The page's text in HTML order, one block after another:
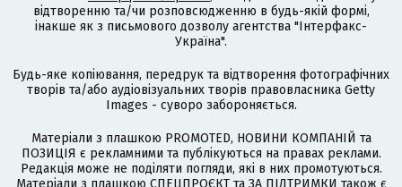
відтворенню та/чи розповсюдженню в будь-якій формі,
інакше як з письмового дозволу агентства "Інтерфакс-
Україна".
Будь-яке копіювання, передрук та відтворення фотографічних
творів та/або аудіовізуальних творів правовласника Getty
Images - суворо забороняється.
Матеріали з плашкою PROMOTED, НОВИНИ КОМПАНІЙ та
ПОЗИЦІЯ є рекламними та публікуються на правах реклами.
Редакція може не поділяти погляди, які в них промотуються.